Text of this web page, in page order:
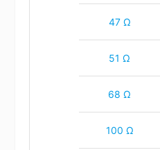
47 Ω
51 Ω
68 Ω
100 Ω